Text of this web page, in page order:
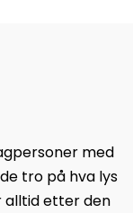
med
tro på hva lys
alltid etter den